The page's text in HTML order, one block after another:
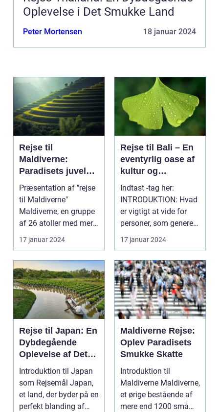
Oplevelse i Det Smukke Land
Peter Mortensen 18 januar 2024
Rejse til
Maldiverne:
Paradisets juveler
venter dig
Præsentation af "rejse
til Maldiverne"
Maldiverne, en gruppe
af 26 atoller med mere
end 1.000 øer, ...
17 januar 2024
Rejse til Bali – En
eventyrlig oase af
kultur og
naturskønhed
Indtast -tag her:
INTRODUKTION: Hvad
er vigtigt at vide for
personer, som generelt
er interessered...
17 januar 2024
Rejse til Japan: En
Dybdegående
Oplevelse af Det
Fascinerende Øst
Introduktion til Japan
som Rejsemål Japan,
et land, der byder på en
perfekt blanding af
Maldiverne Rejse:
Oplev Paradisets
Smukke Skatte
Introduktion til
Maldiverne Maldiverne,
et ørige bestående af
mere end 1200 små